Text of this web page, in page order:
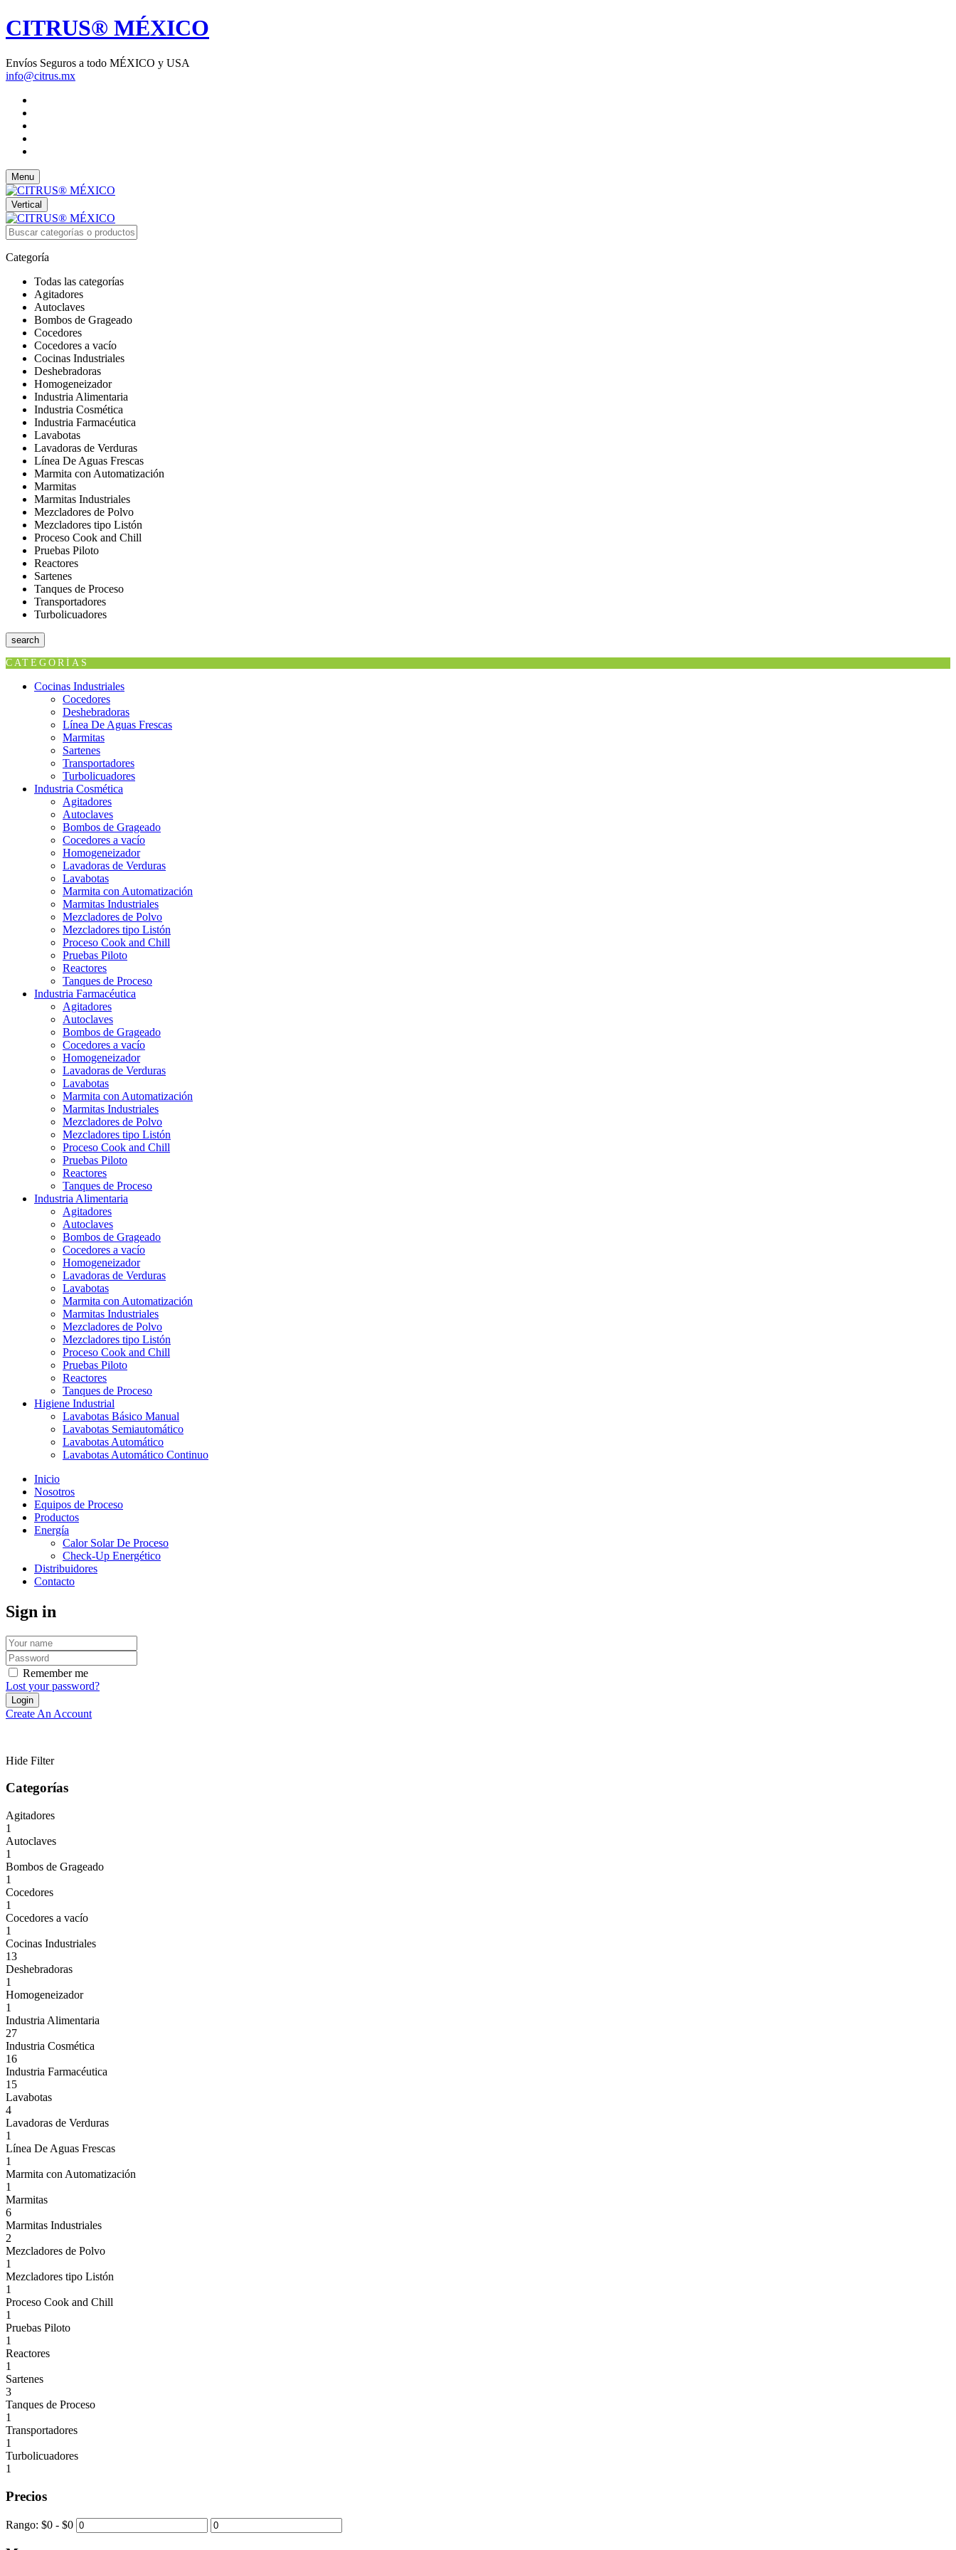
CITRUS® MÉXICO
Envíos Seguros a todo MÉXICO y USA
info@citrus.mx
Menu
Vertical
Categoría
Todas las categorías
Agitadores
Autoclaves
Bombos de Grageado
Cocedores
Cocedores a vacío
Cocinas Industriales
Deshebradoras
Homogeneizador
Industria Alimentaria
Industria Cosmética
Industria Farmacéutica
Lavabotas
Lavadoras de Verduras
Línea De Aguas Frescas
Marmita con Automatización
Marmitas
Marmitas Industriales
Mezcladores de Polvo
Mezcladores tipo Listón
Proceso Cook and Chill
Pruebas Piloto
Reactores
Sartenes
Tanques de Proceso
Transportadores
Turbolicuadores
search
CATEGORÍAS
Cocinas Industriales
Cocedores
Deshebradoras
Línea De Aguas Frescas
Marmitas
Sartenes
Transportadores
Turbolicuadores
Industria Cosmética
Agitadores
Autoclaves
Bombos de Grageado
Cocedores a vacío
Homogeneizador
Lavadoras de Verduras
Lavabotas
Marmita con Automatización
Marmitas Industriales
Mezcladores de Polvo
Mezcladores tipo Listón
Proceso Cook and Chill
Pruebas Piloto
Reactores
Tanques de Proceso
Industria Farmacéutica
Agitadores
Autoclaves
Bombos de Grageado
Cocedores a vacío
Homogeneizador
Lavadoras de Verduras
Lavabotas
Marmita con Automatización
Marmitas Industriales
Mezcladores de Polvo
Mezcladores tipo Listón
Proceso Cook and Chill
Pruebas Piloto
Reactores
Tanques de Proceso
Industria Alimentaria
Agitadores
Autoclaves
Bombos de Grageado
Cocedores a vacío
Homogeneizador
Lavadoras de Verduras
Lavabotas
Marmita con Automatización
Marmitas Industriales
Mezcladores de Polvo
Mezcladores tipo Listón
Proceso Cook and Chill
Pruebas Piloto
Reactores
Tanques de Proceso
Higiene Industrial
Lavabotas Básico Manual
Lavabotas Semiautomático
Lavabotas Automático
Lavabotas Automático Continuo
Inicio
Nosotros
Equipos de Proceso
Productos
Energía
Calor Solar De Proceso
Check-Up Energético
Distribuidores
Contacto
Sign in
Remember me
Lost your password?
Create An Account
Hide Filter
Categorías
Agitadores
1
Autoclaves
1
Bombos de Grageado
1
Cocedores
1
Cocedores a vacío
1
Cocinas Industriales
13
Deshebradoras
1
Homogeneizador
1
Industria Alimentaria
27
Industria Cosmética
16
Industria Farmacéutica
15
Lavabotas
4
Lavadoras de Verduras
1
Línea De Aguas Frescas
1
Marmita con Automatización
1
Marmitas
6
Marmitas Industriales
2
Mezcladores de Polvo
1
Mezcladores tipo Listón
1
Proceso Cook and Chill
1
Pruebas Piloto
1
Reactores
1
Sartenes
3
Tanques de Proceso
1
Transportadores
1
Turbolicuadores
1
Precios
Rango: $0 - $0